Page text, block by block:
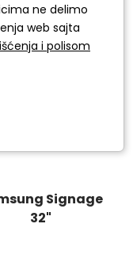
NOVO!
Signage
32"
ne delimo
web sajta
i polisom